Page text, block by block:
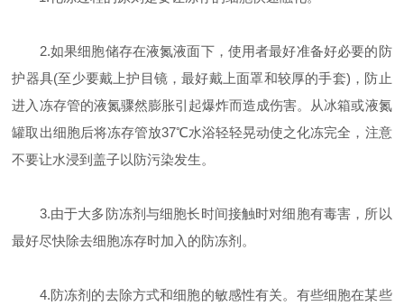
2.如果细胞储存在液氮液面下，使用者最好准备好必要的防
护器具(至少要戴上护目镜，最好戴上面罩和较厚的手套)，防止
进入冻存管的液氮骤然膨胀引起爆炸而造成伤害。从冰箱或液氮
罐取出细胞后将冻存管放37℃水浴轻轻晃动使之化冻完全，注意
不要让水浸到盖子以防污染发生。
3.由于大多防冻剂与细胞长时间接触时对细胞有毒害，所以
最好尽快除去细胞冻存时加入的防冻剂。
4.防冻剂的去除方式和细胞的敏感性有关。有些细胞在某些